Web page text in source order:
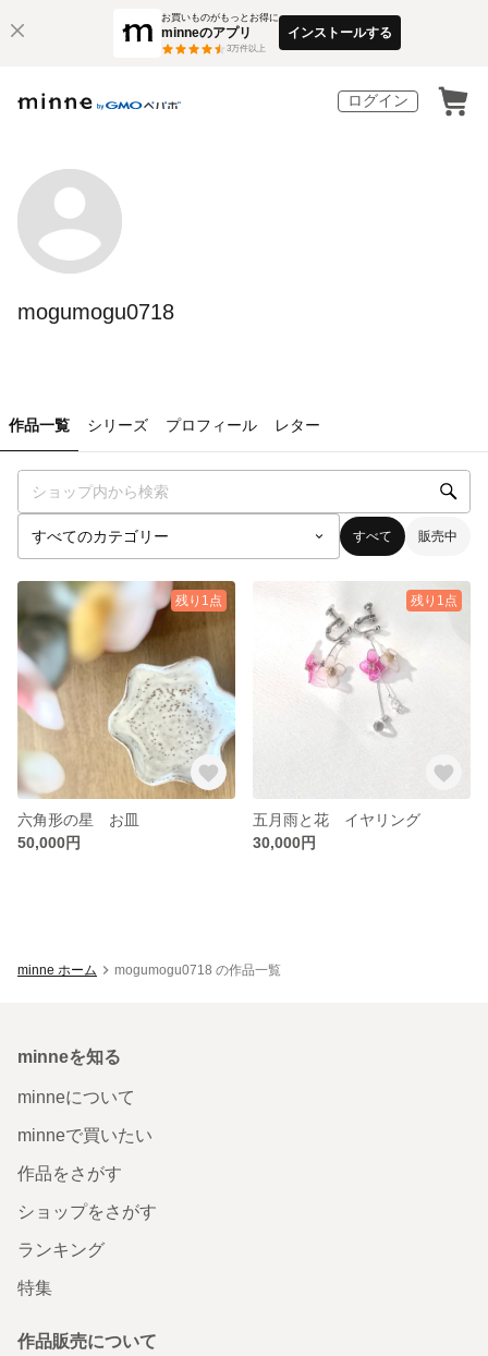
お買いものがもっとお得に
minneのアプリ
3万件以上
インストールする
ログイン
mogumogu0718
作品一覧 シリーズ プロフィール レター
すべて 販売中
残り1点
六角形の星 お皿
50,000円
残り1点
五月雨と花 イヤリング
30,000円
minne ホーム mogumogu0718 の作品一覧
minneを知る
minneについて
minneで買いたい
作品をさがす
ショップをさがす
ランキング
特集
作品販売について